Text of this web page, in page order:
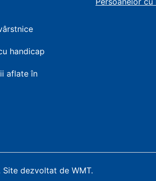
handicap
aflate în
Site dezvoltat de WMT.